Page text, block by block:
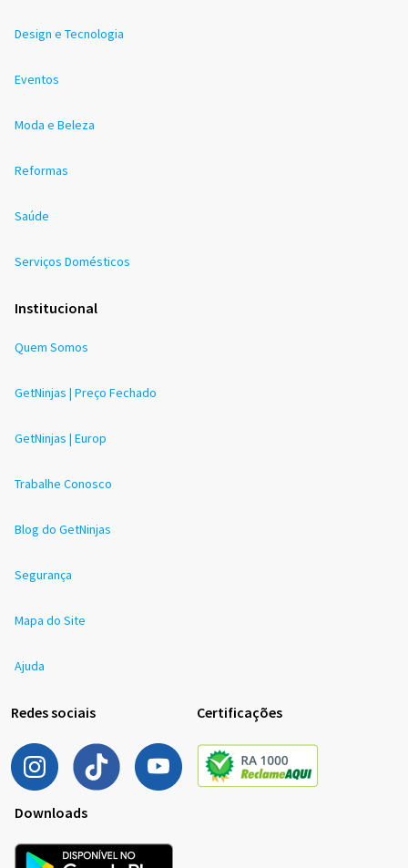
Design e Tecnologia
Eventos
Moda e Beleza
Reformas
Saúde
Serviços Domésticos
Institucional
Quem Somos
GetNinjas | Preço Fechado
GetNinjas | Europ
Trabalhe Conosco
Blog do GetNinjas
Segurança
Mapa do Site
Ajuda
Redes sociais Certificações
Downloads